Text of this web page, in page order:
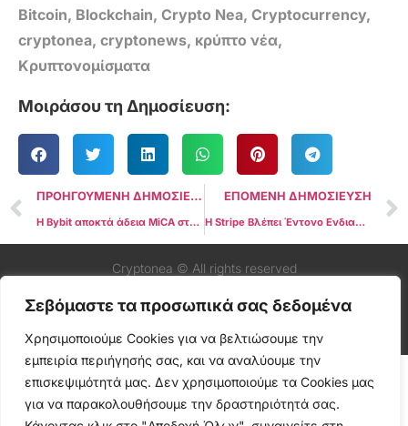
Σεβόμαστε τα προσωπικά σας δεδομένα
Χρησιμοποιούμε Cookies για να βελτιώσουμε την
εμπειρία περιήγησής σας, και να αναλύουμε την
επισκεψιμότητά μας. Δεν χρησιμοποιούμε τα Cookies μας
για να παρακολουθήσουμε την δραστηριότητά σας.
Bitcoin, Blockchain, Crypto Nea, Cryptocurrency,
cryptonea, cryptonews, κρύπτο νέα,
Κρυπτονομίσματα
Μοιράσου τη Δημοσίευση:
ΠΡΟΗΓΟΥΜΕΝΗ ΔΗΜΟΣΙΕΥΣΗ
Η Bybit αποκτά άδεια MiCA στην Αυστρία και εγκαινιάζει την ευρωπαϊκή της έδρα στη Βιέννη
ΕΠΟΜΕΝΗ ΔΗΜΟΣΙΕΥΣΗ
Η Stripe Βλέπει Έντονο Ενδιαφέρον από Τράπεζες για τα Stablecoins, Λέει Στέλεχος της Εταιρείας
Cryptonea © All rights reserved